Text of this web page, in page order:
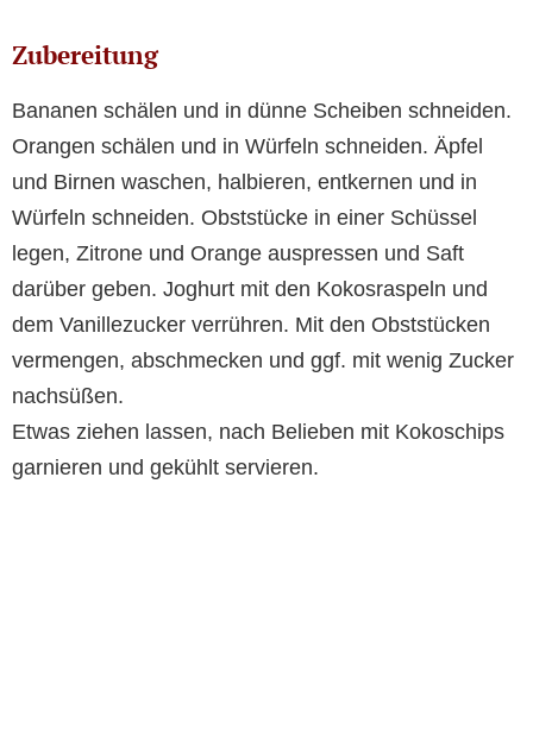
Zubereitung
Bananen schälen und in dünne Scheiben schneiden.
Orangen schälen und in Würfeln schneiden. Äpfel
und Birnen waschen, halbieren, entkernen und in
Würfeln schneiden. Obststücke in einer Schüssel
legen, Zitrone und Orange auspressen und Saft
darüber geben. Joghurt mit den Kokosraspeln und
dem Vanillezucker verrühren. Mit den Obststücken
vermengen, abschmecken und ggf. mit wenig Zucker
nachsüßen.
Etwas ziehen lassen, nach Belieben mit Kokoschips
garnieren und gekühlt servieren.